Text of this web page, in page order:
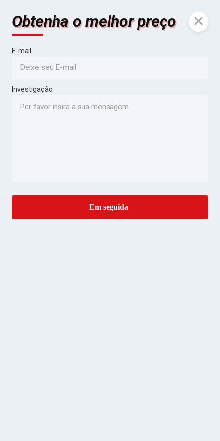
Obtenha o melhor preço
E-mail
Investigação
Em seguida